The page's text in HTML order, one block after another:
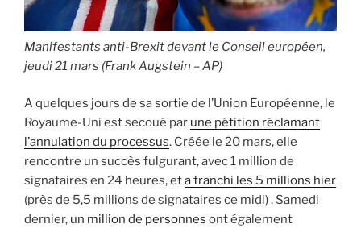
Manifestants anti-Brexit devant le Conseil européen,
jeudi 21 mars (Frank Augstein – AP)
A quelques jours de sa sortie de l’Union Européenne, le
Royaume-Uni est secoué par une pétition réclamant
l’annulation du processus. Créée le 20 mars, elle
rencontre un succès fulgurant, avec 1 million de
signataires en 24 heures, eta franchi les 5 millions hier
(près de 5,5 millions de signataires ce midi) . Samedi
dernier, un million de personnes ont également